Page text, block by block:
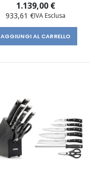
1.139,00 €
933,61 €
AGGIUNGI AL CARRELLO